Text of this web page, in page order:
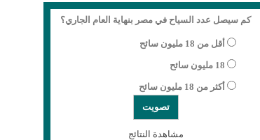
كم سيصل عدد السياح في مصر بنهاية العام الجاري؟
أقل من 18 مليون سائح
18 مليون سائح
أكثر من 18 مليون سائح
مشاهدة النتائج